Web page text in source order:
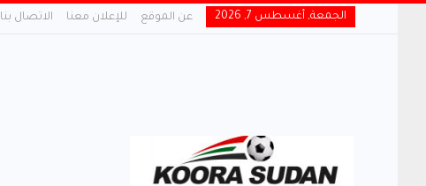
الجمعة, أغسطس 7, 2026 عن الموقع للإعلان معنا الاتصال بنا